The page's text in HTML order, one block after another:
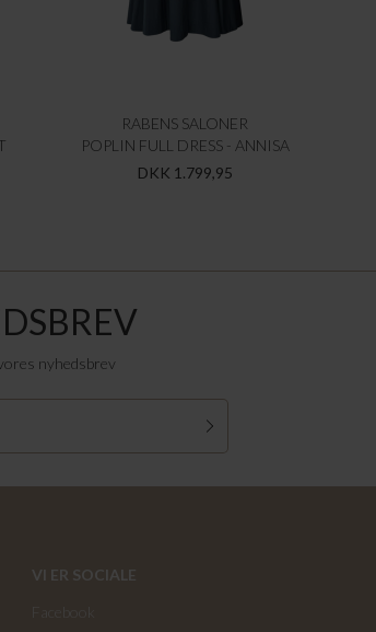
RABENS SALONER
POPLIN FULL DRESS - ANNISA
DKK 1.799,95
nyhedsbrev
VI ER SOCIALE